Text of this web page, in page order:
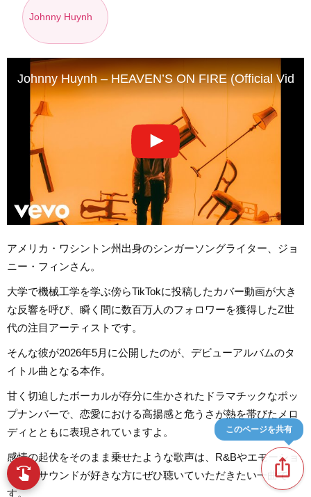
Johnny Huynh
Johnny Huynh – HEAVEN’S ON FIRE (Official
アメリカ・ワシントン州出身のシンガーソングライター、ジョ
ニー・フィンさん。
大学で機械工学を学ぶ傍らTikTokに投稿したカバー動画が大き
な反響を呼び、瞬く間に数百万人のフォロワーを獲得したZ世
代の注目アーティストです。
そんな彼が2026年5月に公開したのが、デビューアルバムのタ
イトル曲となる本作。
甘く切迫したボーカルが存分に生かされたドラマチックなポッ
プナンバーで、恋愛における高揚感と危うさが熱を帯びたメロ
ディとともに表現されていますよ。
感情の起伏をそのまま乗せたような歌声は、R&Bやエモーショ
ナルなサウンドが好きな方にぜひ聴いていただきたい一曲で
す。
ios_share
このページを共有
swipe 指先で音楽をブラウズ